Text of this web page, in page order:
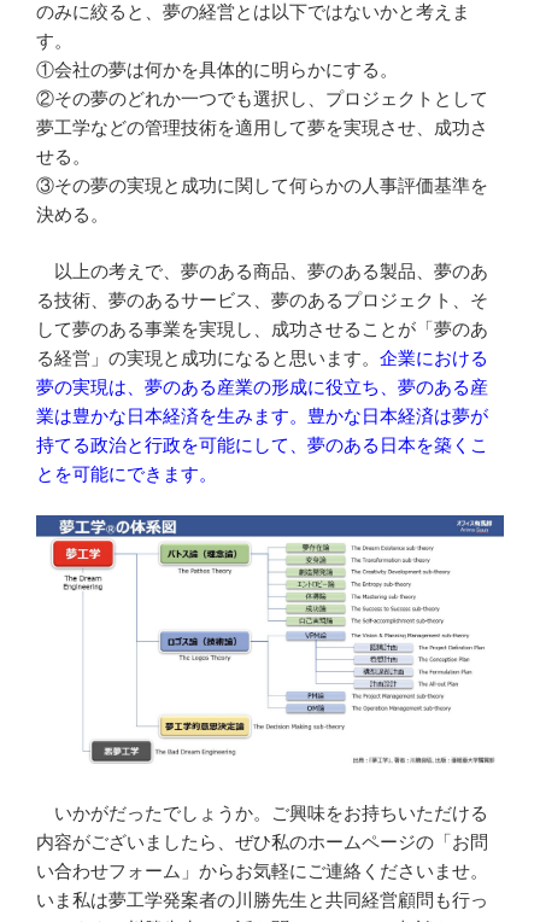
のみに絞ると、夢の経営とは以下ではないかと考えま
す。
①会社の夢は何かを具体的に明らかにする。
②その夢のどれか一つでも選択し、プロジェクトとして
夢工学などの管理技術を適用して夢を実現させ、成功さ
せる。
③その夢の実現と成功に関して何らかの人事評価基準を
決める。
以上の考えで、夢のある商品、夢のある製品、夢のあ
る技術、夢のあるサービス、夢のあるプロジェクト、そ
して夢のある事業を実現し、成功させることが「夢のあ
る経営」の実現と成功になると思います。 企業における
夢の実現は、夢のある産業の形成に役立ち、夢のある産
業は豊かな日本経済を生みます。豊かな日本経済は夢が
持てる政治と行政を可能にして、夢のある日本を築くこ
とを可能にできます。
いかがだったでしょうか。ご興味をお持ちいただける
内容がございましたら、ぜひ私のホームページの「お問
い合わせフォーム」からお気軽にご連絡くださいませ。
いま私は夢工学発案者の川勝先生と共同経営顧問も行っ